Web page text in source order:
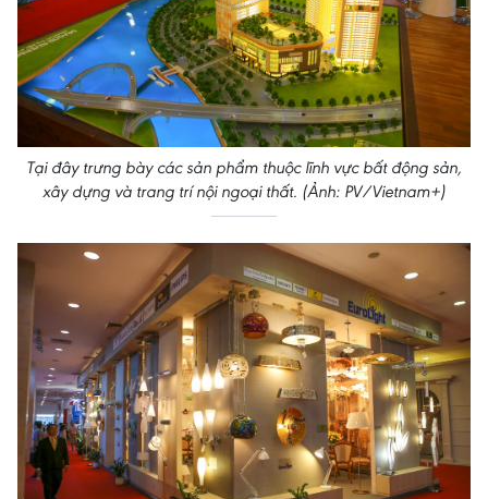
Tại đây trưng bày các sản phẩm thuộc lĩnh vực bất động sản,
xây dựng và trang trí nội ngoại thất. (Ảnh: PV/Vietnam+)